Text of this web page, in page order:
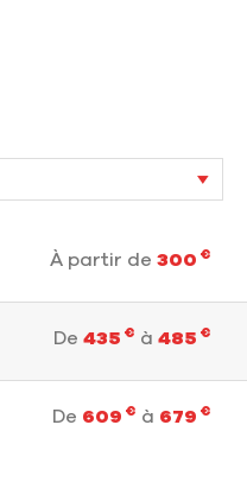
À partir de 300 €
De 435 € à 485 €
De 609 € à 679 €